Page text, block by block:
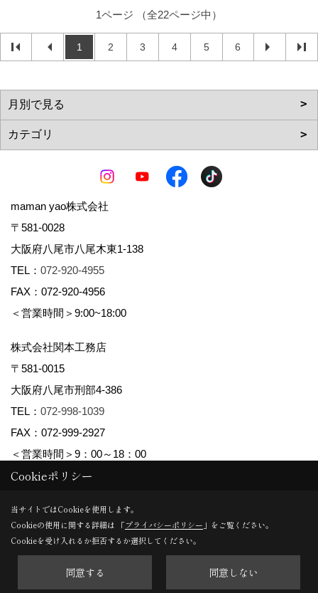
1ページ （全22ページ中）
1 2 3 4 5 6
maman yao株式会社
〒581-0028
大阪府八尾市八尾木東1-138
TEL： 072-920-4955
FAX：072-920-4956
＜営業時間＞9:00~18:00
株式会社関本工務店
〒581-0015
大阪府八尾市刑部4-386
TEL： 072-998-1039
FAX：072-999-2927
＜営業時間＞9：00～18：00
Copyright (c) maman yao株式会社関本工務店. All Rights Reserved.
Produced byゴデスクリエイト
Cookieポリシー
当サイトではCookieを使用します。
Cookieの使用に関する詳細は 「プライバシーポリシー 」をご覧ください。
Cookieを受け入れるか拒否するか選択してください。
同意する 同意しない